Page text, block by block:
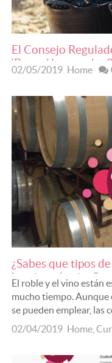
El Consejo
‘Buena’ la cosecha
02/05/2019 Home
¿Sabes que tipos
barricas de vino?
El roble y el vino están
mucho tiempo.
se pueden emplear, las
02/04/2019 Home ,